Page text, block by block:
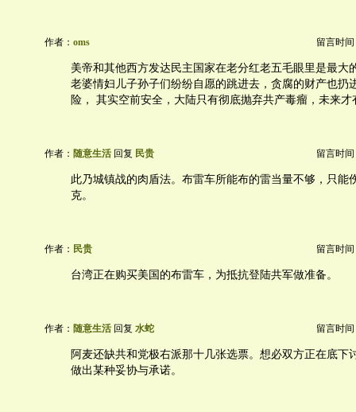
作者： oms 留言时间
美帝和其他西方发达民主国家在老分红老五毛眼里是最大
老婆情妇儿子孙子们纷纷自愿的跳进去，贪腐的财产也扔
险， 其实空前安全，大陆只有彻底抛弃共产毒瘤，未来才
作者： 随意生活 回复 民贵 留言时间
此乃城镇战的肉盾法。布雷车所能布的雷当量不够，只能
克。
作者： 民贵 留言时间
台湾正在购买美国的布雷车，为抵抗登陆共军做准备。
作者： 随意生活 回复 水蛇 留言时间
阿麦还缺共和党极右派那十几张选票。想必双方正在底下
做出某种妥协与承诺。